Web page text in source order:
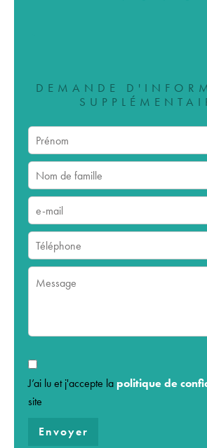
DEMANDE
J’ai lu et j'accepte la politique de
site
Envoyer